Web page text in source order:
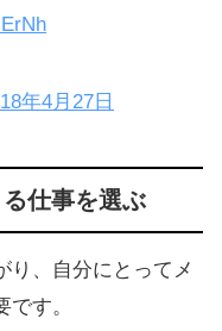
年4月27日
仕事を選ぶ
り、自分にとってメ
す。